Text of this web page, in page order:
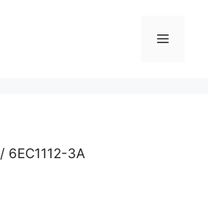
Menu
/ 6EC1112-3A